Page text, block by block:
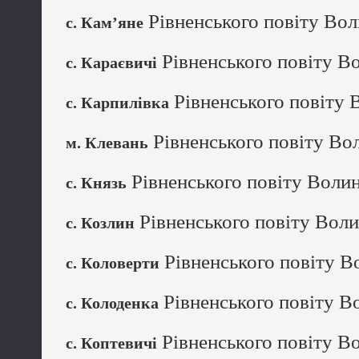
с. Кам’яне Рівненського повіту
с. Караєвичі Рівненського повіту
с. Карпилівка Рівненського повіту
м. Клевань Рівненського повіту
с. Князь Рівненського повіту
с. Козлин Рівненського повіту
с. Коловерти Рівненського повіту
с. Колоденка Рівненського повіту
с. Коптевичі Рівненського повіту